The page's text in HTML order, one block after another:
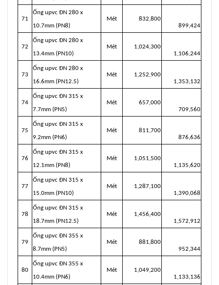
71
Ống upvc ĐN 280 x
10.7mm (PN8)
Mét
832,800
899,424
72
Ống upvc ĐN 280 x
13.4mm (PN10)
Mét
1,024,300
1,106,244
73
Ống upvc ĐN 280 x
16.6mm (PN12.5)
Mét
1,252,900
1,353,132
74
Ống upvc ĐN 315 x
7.7mm (PN5)
Mét
657,000
709,560
75
Ống upvc ĐN 315 x
9.2mm (PN6)
Mét
811,700
876,636
76
Ống upvc ĐN 315 x
12.1mm (PN8)
Mét
1,051,500
1,135,620
77
Ống upvc ĐN 315 x
15.0mm (PN10)
Mét
1,287,100
1,390,068
78
Ống upvc ĐN 315 x
18.7mm (PN12.5)
Mét
1,456,400
1,572,912
79
Ống upvc ĐN 355 x
8.7mm (PN5)
Mét
881,800
952,344
80
Ống upvc ĐN 355 x
10.4mm (PN6)
Mét
1,049,200
1,133,136